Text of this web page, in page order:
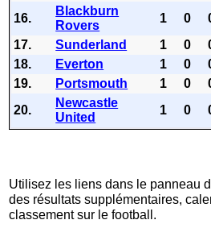
16.
Blackburn
Rovers
1 0
17.
Sunderland 1 0
18.
Everton 1 0
19.
Portsmouth 1 0
20.
Newcastle
United
1 0
Utilisez les liens dans le panneau
des résultats supplémentaires,
classement sur le football.